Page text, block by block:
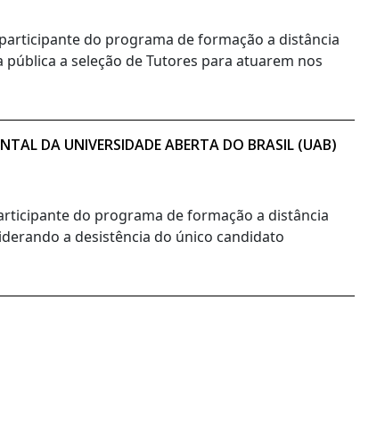
do programa de formação a distância
a seleção de Tutores para atuarem nos
DA UNIVERSIDADE ABERTA DO BRASIL (UAB)
do programa de formação a distância
a desistência do único candidato